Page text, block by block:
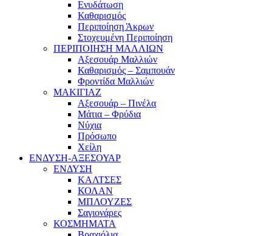
Ενυδάτωση
Καθαρισμός
Περιποίηση Άκρων
Στοχευμένη Περιποίηση
ΠΕΡΙΠΟΙΗΣΗ ΜΑΛΛΙΩΝ
Αξεσουάρ Μαλλιών
Καθαρισμός – Σαμπουάν
Φροντίδα Μαλλιών
ΜΑΚΙΓΙΑΖ
Αξεσουάρ – Πινέλα
Μάτια – Φρύδια
Νύχια
Πρόσωπο
Χείλη
ΕΝΔΥΣΗ-ΑΞΕΣΟΥΑΡ
ΕΝΔΥΣΗ
ΚΑΛΤΣΕΣ
ΚΟΛΑΝ
ΜΠΛΟΥΖΕΣ
Σαγιονάρες
ΚΟΣΜΗΜΑΤΑ